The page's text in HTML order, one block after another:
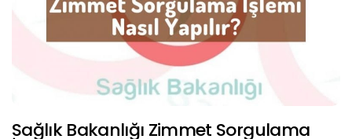
Sağlık Bakanlığı Zimmet Sorgulama